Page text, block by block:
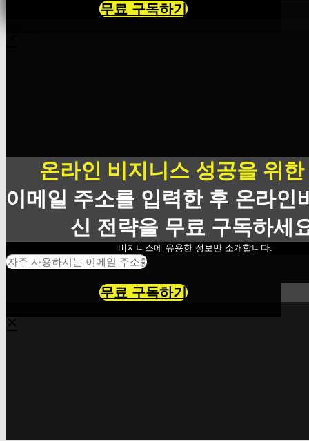
무료 구독하기
온라인 비지니스 성공을 위
이메일 주소를 입력한 후 온라인
신 전략을 무료 구독하세
비지니스에 유용한 정보만 소개합니다.
무료 구독하기
×